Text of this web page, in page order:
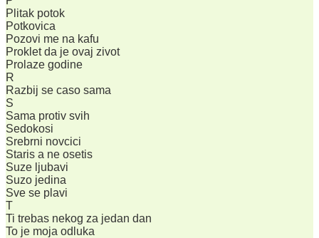
Plitak potok
Potkovica
Pozovi me na kafu
Proklet da je ovaj zivot
Prolaze godine
R
Razbij se caso sama
S
Sama protiv svih
Sedokosi
Srebrni novcici
Staris a ne osetis
Suze ljubavi
Suzo jedina
Sve se plavi
T
Ti trebas nekog za jedan dan
To je moja odluka